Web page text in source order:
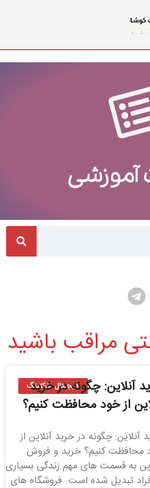
آموزشی
مراقب باشید
دیجیتال مارکتینگ
آنلاین: چگونه در خرید
از خود محافظت کنیم؟
آنلاین: چگونه در خرید آنلاین از
محافظت کنیم؟ خرید و فروش
به قسمت های مهم زندگی بسیاری
تبدیل شده است. فروشگاه های